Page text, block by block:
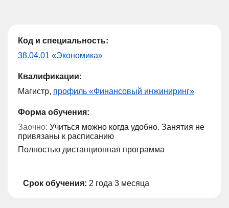
Код и специальность:
38.04.01 «Экономика»
Квалификации:
Магистр, профиль «Финансовый инжиниринг»
Форма обучения:
Заочно: Учиться можно когда удобно. Занятия не
привязаны к расписанию
Полностью дистанционная программа
Срок обучения: 2 года 3 месяца